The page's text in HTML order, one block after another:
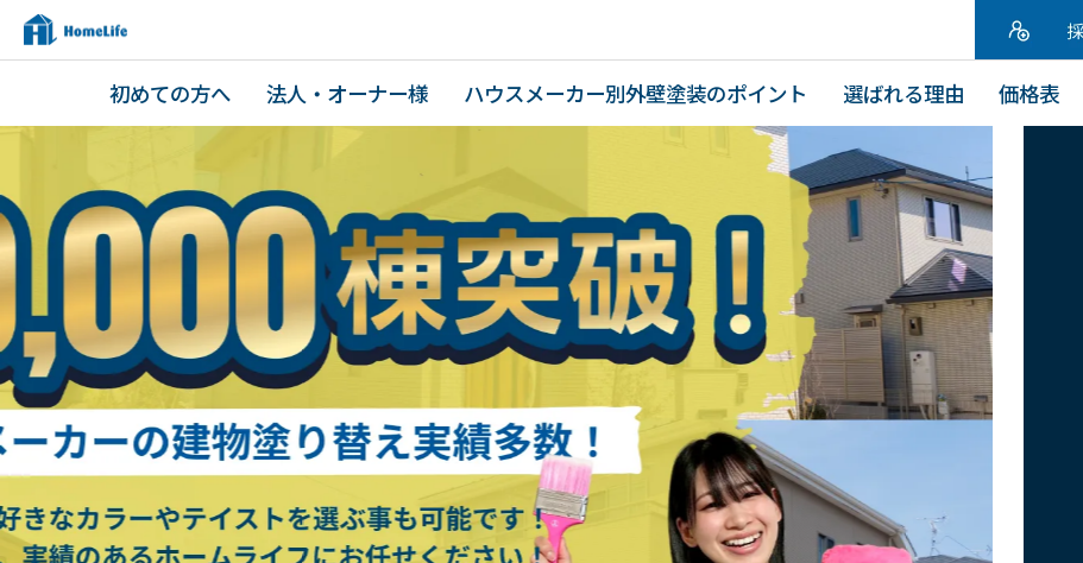
初めての方へ 法人・オーナー様 ハウスメーカー別外壁塗装のポイント 選ばれる理由 価格表